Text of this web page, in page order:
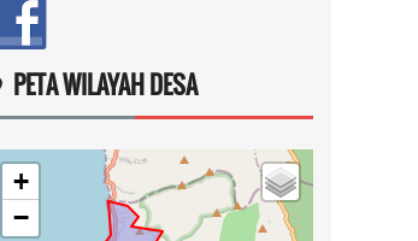
PETA WILAYAH DESA
+
−